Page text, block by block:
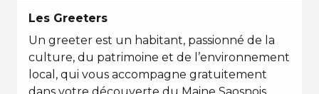
Les Greeters
Un greeter est un habitant, passionné de la
culture, du patrimoine et de l’environnement
local, qui vous accompagne gratuitement